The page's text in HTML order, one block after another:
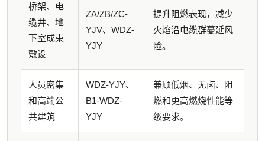
桥架、电
缆井、地
下室成束
敷设
ZA/ZB/ZC-
YJV、WDZ-
YJY
提升阻燃表现，减少
火焰沿电缆群蔓延风
险。
人员密集
和高端公
共建筑
WDZ-YJY、
B1-WDZ-
YJY
兼顾低烟、无卤、阻
燃和更高燃烧性能等
级要求。